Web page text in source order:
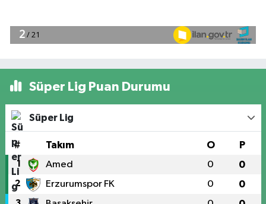
Süper Lig Puan Durumu
Süper Lig
# Takım O P
1 Amed 0 0
2 Erzurumspor FK 0 0